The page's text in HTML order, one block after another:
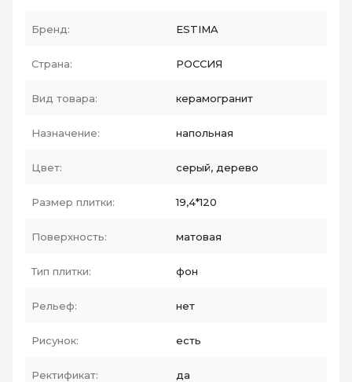
Бренд: ESTIMA
Страна: РОССИЯ
Вид товара: керамогранит
Назначение: напольная
Цвет: серый, дерево
Размер плитки: 19,4*120
Поверхность: матовая
Тип плитки: фон
Рельеф: нет
Рисунок: есть
Ректификат: да